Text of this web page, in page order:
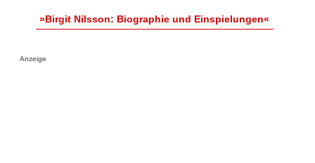
»Birgit Nilsson: Biographie und Einspielungen«
Anzeige